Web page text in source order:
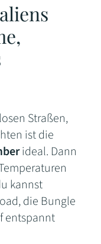
Straßen,
ist die
ideal. Dann
kannst
die Bungle
entspannt